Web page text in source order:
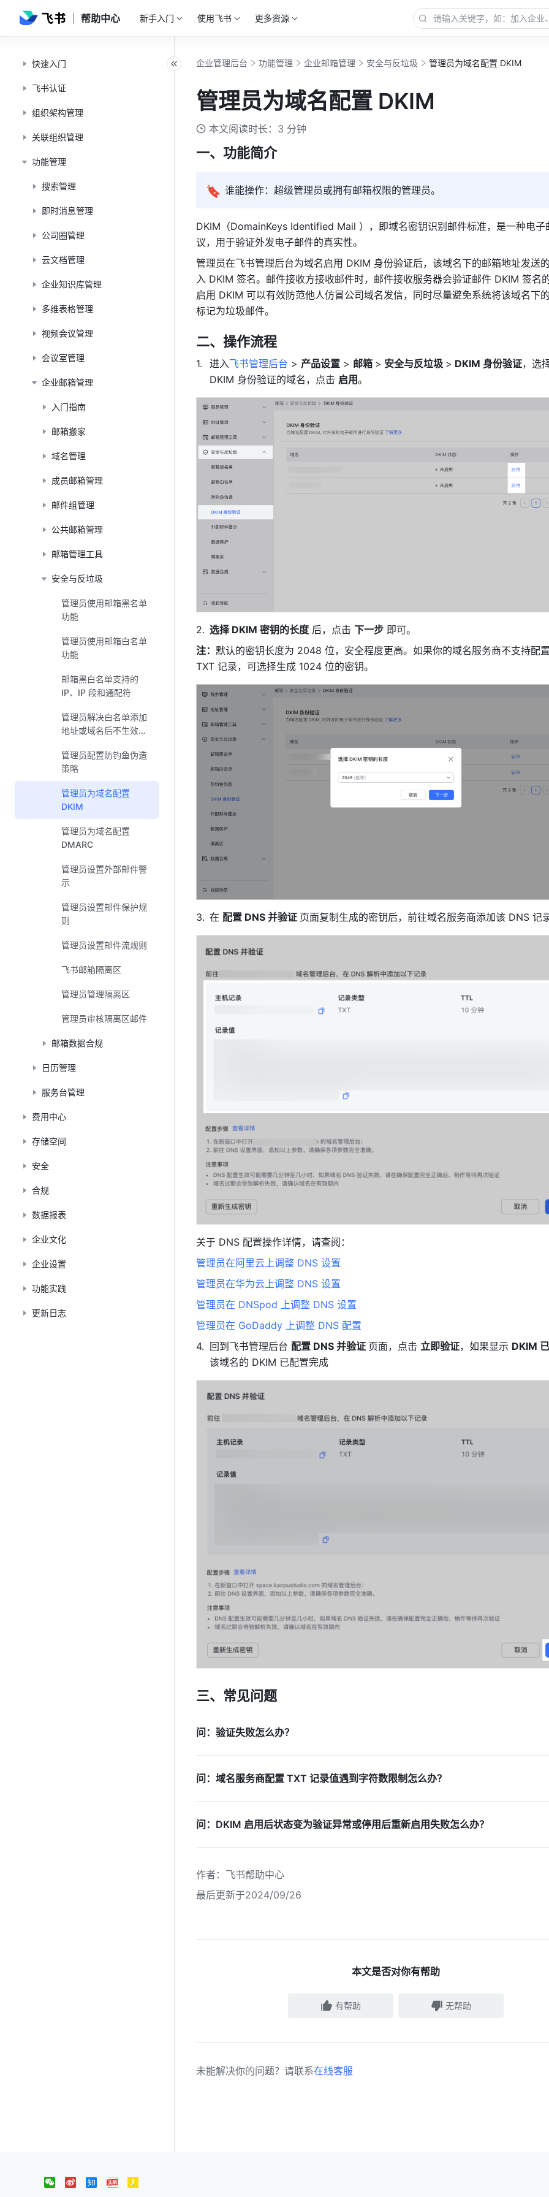
帮助中心 新手入门 使用飞书 更多资源
快速入门
飞书认证
组织架构管理
关联组织管理
功能管理
搜索管理
即时消息管理
公司圈管理
云文档管理
企业知识库管理
多维表格管理
视频会议管理
会议室管理
企业邮箱管理
入门指南
邮箱搬家
域名管理
成员邮箱管理
邮件组管理
公共邮箱管理
邮箱管理工具
安全与反垃圾
管理员使用邮箱黑名单
功能
管理员使用邮箱白名单
功能
邮箱黑白名单支持的
IP、IP 段和通配符
管理员解决白名单添加
地址或域名后不生效问
管理员配置防钓鱼伪造
策略
管理员为域名配置
DKIM
管理员为域名配置
DMARC
管理员设置外部邮件警
示
管理员设置邮件保护规
则
管理员设置邮件流规则
飞书邮箱隔离区
管理员管理隔离区
管理员审核隔离区邮件
邮箱数据合规
日历管理
服务台管理
费用中心
存储空间
安全
合规
数据报表
企业文化
企业设置
功能实践
更新日志
企业管理后台 功能管理 企业邮箱管理 安全与反垃圾 管理员为域名配置 DKIM
管理员为域名配置 DKIM
本文阅读时长：3 分钟
一、功能简介
🔖 谁能操作：超级管理员或拥有邮箱权限的管理员。
DKIM（DomainKeys Identified Mail ），即域名密钥识别邮件标准，是一种电子
议，用于验证外发电子邮件的真实性。
管理员在飞书管理后台为域名启用 DKIM 身份验证后，该域名下的邮箱地址发送
入 DKIM 签名。邮件接收方接收邮件时，邮件接收服务器会验证邮件 DKIM 签名
启用 DKIM 可以有效防范他人仿冒公司域名发信，同时尽量避免系统将该域名下
标记为垃圾邮件。
二、操作流程
进入飞书管理后台 > 产品设置 > 邮箱 > 安全与反垃圾 > DKIM 身份验证，选
DKIM 身份验证的域名，点击 启用。
选择 DKIM 密钥的长度 后，点击 下一步 即可。
注： 默认的密钥长度为 2048 位，安全程度更高。如果你的域名服务商不支持配
TXT 记录，可选择生成 1024 位的密钥。
在 配置 DNS 并验证 页面复制生成的密钥后，前往域名服务商添加该 DNS 记
关于 DNS 配置操作详情，请查阅：
管理员在阿里云上调整 DNS 设置
管理员在华为云上调整 DNS 设置
管理员在 DNSpod 上调整 DNS 设置
管理员在 GoDaddy 上调整 DNS 配置
回到飞书管理后台 配置 DNS 并验证 页面，点击 立即验证，如果显示 DKIM
该域名的 DKIM 已配置完成
三、常见问题
问：验证失败怎么办？
问：域名服务商配置 TXT 记录值遇到字符数限制怎么办？
问：DKIM 启用后状态变为验证异常或停用后重新启用失败怎么办？
作者 ： 飞书帮助中心
最后更新于2024/09/26
本文是否对你有帮助
有帮助 无帮助
未能解决你的问题？请联系在线客服